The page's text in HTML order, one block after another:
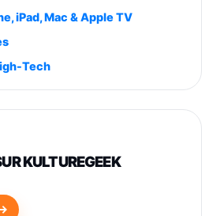
SAMSUNG Galaxy S26 Ultra
Fnac (Vendeur Tiers)
SAMSUNG Galaxy S26+ Violet
iPad, Mac & Apple TV
Tech
KULTUREGEEK
→